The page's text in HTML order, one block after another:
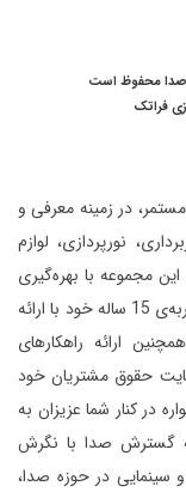
صدا محفوظ است
فراتک
توس با 15 سال سابقه مستمر، در زمینه معرفی و
نورپردازی، لوازم
این مجموعه با بهره‌گیری
از افراد مجرب و مهندسین متخصص و به لطف تجربه‌ی 15 ساله خود با ارائه
ارائه راهکارهای
حقوق مشتریان خود
در کنار شما عزیزان به
گسترش صدا با نگرش
در حوزه صدا،